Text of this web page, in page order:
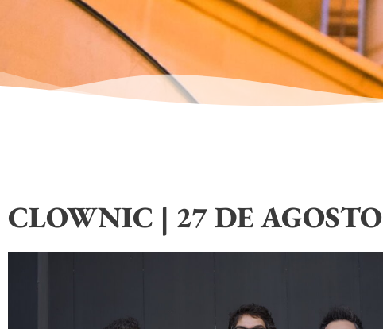
CLOWNIC | 27 DE AGOSTO